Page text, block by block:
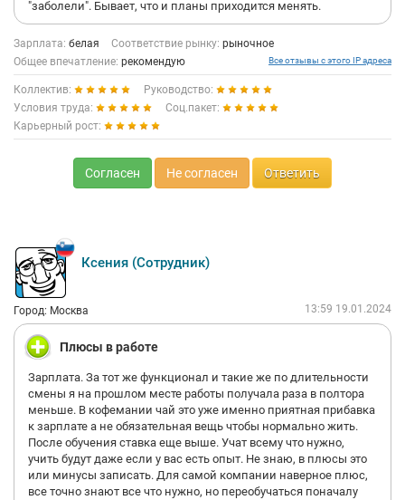
"заболели". Бывает, что и планы приходится менять.
Зарплата: белая Соответствие рынку: рыночное
Общее впечатление: рекомендую Все отзывы с этого IP адреса
Коллектив:
Руководство:
Условия труда:
Соц.пакет:
Карьерный рост:
Согласен Не согласен Ответить
Ксения (Сотрудник)
Город: Москва 13:59 19.01.2024
Плюсы в работе
Зарплата. За тот же функционал и такие же по длительности
смены я на прошлом месте работы получала раза в полтора
меньше. В кофемании чай это уже именно приятная прибавка
к зарплате а не обязательная вещь чтобы нормально жить.
После обучения ставка еще выше. Учат всему что нужно,
учить будут даже если у вас есть опыт. Не знаю, в плюсы это
или минусы записать. Для самой компании наверное плюс,
все точно знают все что нужно, но переобучаться поначалу